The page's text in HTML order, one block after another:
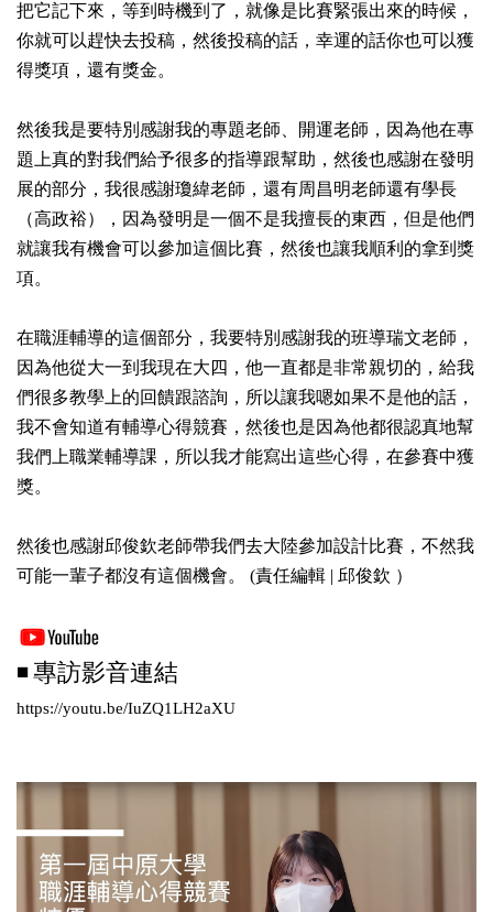
把它記下來，等到時機到了，就像是比賽緊張出來的時候，
你就可以趕快去投稿，然後投稿的話，幸運的話你也可以獲
得獎項，還有獎金。
然後我是要特別感謝我的專題老師、開運老師，因為他在專
題上真的對我們給予很多的指導跟幫助，然後也感謝在發明
展的部分，我很感謝瓊緯老師，還有周昌明老師還有學長
（高政裕），因為發明是一個不是我擅長的東西，但是他們
就讓我有機會可以參加這個比賽，然後也讓我順利的拿到獎
項。
在職涯輔導的這個部分，我要特別感謝我的班導瑞文老師，
因為他從大一到我現在大四，他一直都是非常親切的，給我
們很多教學上的回饋跟諮詢，所以讓我嗯如果不是他的話，
我不會知道有輔導心得競賽，然後也是因為他都很認真地幫
我們上職業輔導課，所以我才能寫出這些心得，在參賽中獲
獎。
然後也感謝邱俊欽老師帶我們去大陸參加設計比賽，不然我
可能一輩子都沒有這個機會。 (責任編輯 | 邱俊欽 ）
◾專訪影音連結
https://youtu.be/IuZQ1LH2aXU